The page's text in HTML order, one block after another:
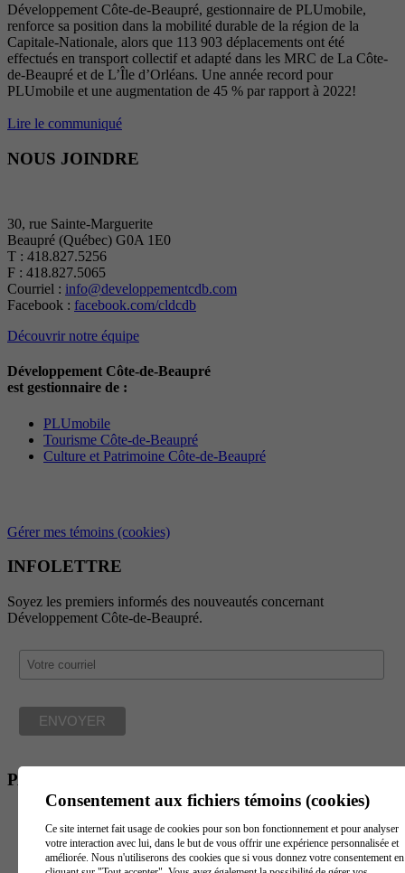
Développement Côte-de-Beaupré, gestionnaire de PLUmobile,
renforce sa position dans la mobilité durable de la région de la
Capitale-Nationale, alors que 113 903 déplacements ont été
effectués en transport collectif et adapté dans les MRC de La Côte-
de-Beaupré et de L’Île d’Orléans. Une année record pour
PLUmobile et une augmentation de 45 % par rapport à 2022!
Lire le communiqué
NOUS JOINDRE
30, rue Sainte-Marguerite
Beaupré (Québec) G0A 1E0
T : 418.827.5256
F : 418.827.5065
Courriel : info@developpementcdb.com
Facebook : facebook.com/cldcdb
Découvrir notre équipe
Développement Côte-de-Beaupré
est gestionnaire de :
PLUmobile
Tourisme Côte-de-Beaupré
Culture et Patrimoine Côte-de-Beaupré
Gérer mes témoins (cookies)
INFOLETTRE
Soyez les premiers informés des nouveautés concernant
Développement Côte-de-Beaupré.
PARTENAIRES
Consentement aux fichiers témoins (cookies)
Ce site internet fait usage de cookies pour son bon fonctionnement et pour analyser
votre interaction avec lui, dans le but de vous offrir une expérience personnalisée et
améliorée. Nous n'utiliserons des cookies que si vous donnez votre consentement en